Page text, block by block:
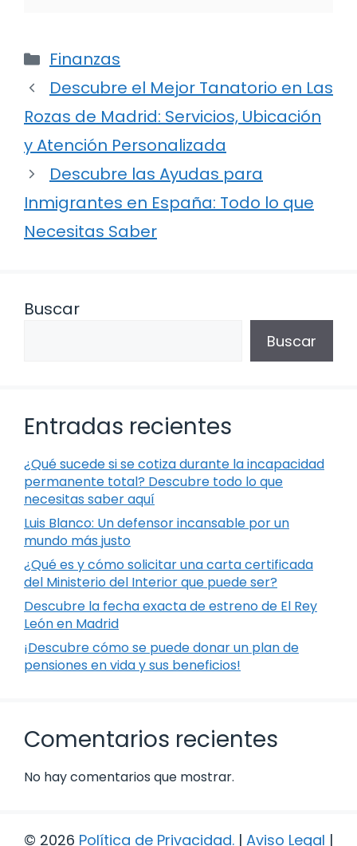
Categorías
Finanzas
Descubre el Mejor Tanatorio en Las
Rozas de Madrid: Servicios, Ubicación
y Atención Personalizada
Descubre las Ayudas para
Inmigrantes en España: Todo lo que
Necesitas Saber
Buscar
Buscar
Entradas recientes
¿Qué sucede si se cotiza durante la incapacidad
permanente total? Descubre todo lo que
necesitas saber aquí
Luis Blanco: Un defensor incansable por un
mundo más justo
¿Qué es y cómo solicitar una carta certificada
del Ministerio del Interior que puede ser?
Descubre la fecha exacta de estreno de El Rey
León en Madrid
¡Descubre cómo se puede donar un plan de
pensiones en vida y sus beneficios!
Comentarios recientes
No hay comentarios que mostrar.
© 2026 Política de Privacidad. | Aviso Legal |